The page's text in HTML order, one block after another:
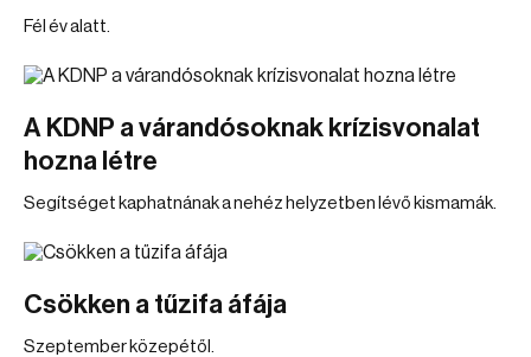
Fél év alatt.
A KDNP a várandósoknak krízisvonalat
hozna létre
Segítséget kaphatnának a nehéz helyzetben lévő kismamák.
Csökken a tűzifa áfája
Szeptember közepétől.